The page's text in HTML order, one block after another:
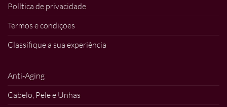
Política de privacidade
Termos e condições
Classifique a sua experiência
Anti-Aging
Cabelo, Pele e Unhas